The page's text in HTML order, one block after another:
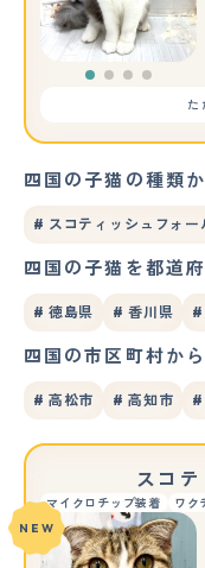
た
四国の子猫の種類
# スコティッシュフォー
四国の子猫を都道
# 徳島県 # 香川県 #
四国の市区町村か
# 高松市 # 高知市 #
スコ
マイクロチップ装着
ワク
NEW